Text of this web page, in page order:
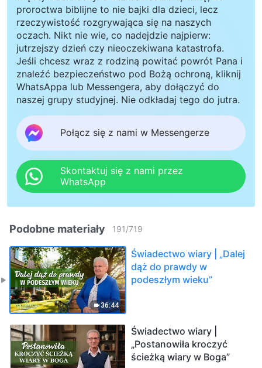
proroctwa biblijne to nie bajki dla dzieci, lecz
rzeczywistość rozgrywająca się na naszych
oczach. Nikt nie wie, co nadejdzie najpierw:
jutrzejszy dzień czy nieoczekiwana katastrofa.
Jeśli chcesz wraz z rodziną powitać powrót Pana i
znaleźć bezpieczeństwo pod Bożą ochroną, kliknij
WhatsAppa lub Messengera, aby dołączyć do
naszej grupy studyjnej. Nie odkładaj tego do jutra.
Połącz się z nami w Messengerze
Skontaktuj się z nami przez
WhatsApp
Podobne materiały 191/719
36:44
Świadectwo wiary | „Dalej
dąż do prawdy w
podeszłym wieku”
Świadectwo wiary |
„Postanowiła kroczyć
ścieżką wiary w Boga”